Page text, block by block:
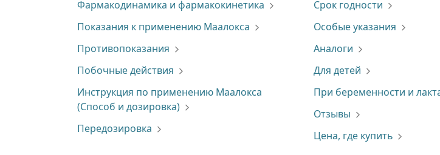
Фармакодинамика и фармакокинетика
Показания к применению Маалокса
Противопоказания
Побочные действия
Инструкция по применению Маалокса
(Способ и дозировка)
Передозировка
Срок годности
Особые указания
Аналоги
Для детей
При беременности и
Отзывы
Цена, где купить